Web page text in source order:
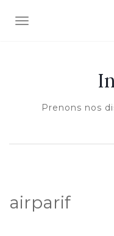
AFFICHER/
Prenons nos
airparif